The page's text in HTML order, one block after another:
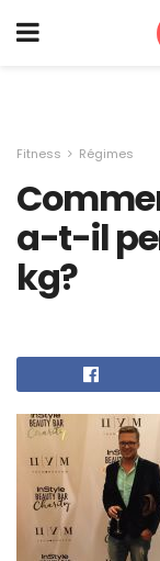
Fitness Régimes
a-t-il
kg?